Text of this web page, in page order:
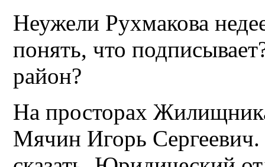
Неужели Рухмакова
понять, что
район?
На просторах
Мячин Игорь Сергеевич.